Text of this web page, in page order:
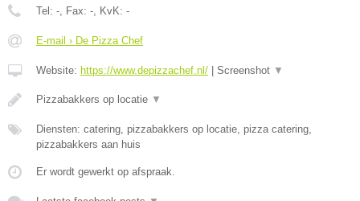
Tel: -, Fax: -, KvK: -
E-mail › De Pizza Chef
Website: https://www.depizzachef.nl/ Screenshot ▼
Pizzabakkers op locatie ▼
Diensten: catering, pizzabakkers op locatie, pizza catering,
pizzabakkers aan huis
Er wordt gewerkt op afspraak.